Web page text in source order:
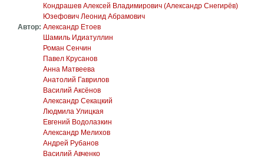
Кондрашев Алексей Владимирович (Александр Снегирёв)
Юзефович Леонид Абрамович
Автор: Александр Етоев
Шамиль Идиатуллин
Роман Сенчин
Павел Крусанов
Анна Матвеева
Анатолий Гаврилов
Василий Аксёнов
Александр Секацкий
Людмила Улицкая
Евгений Водолазкин
Александр Мелихов
Андрей Рубанов
Василий Авченко